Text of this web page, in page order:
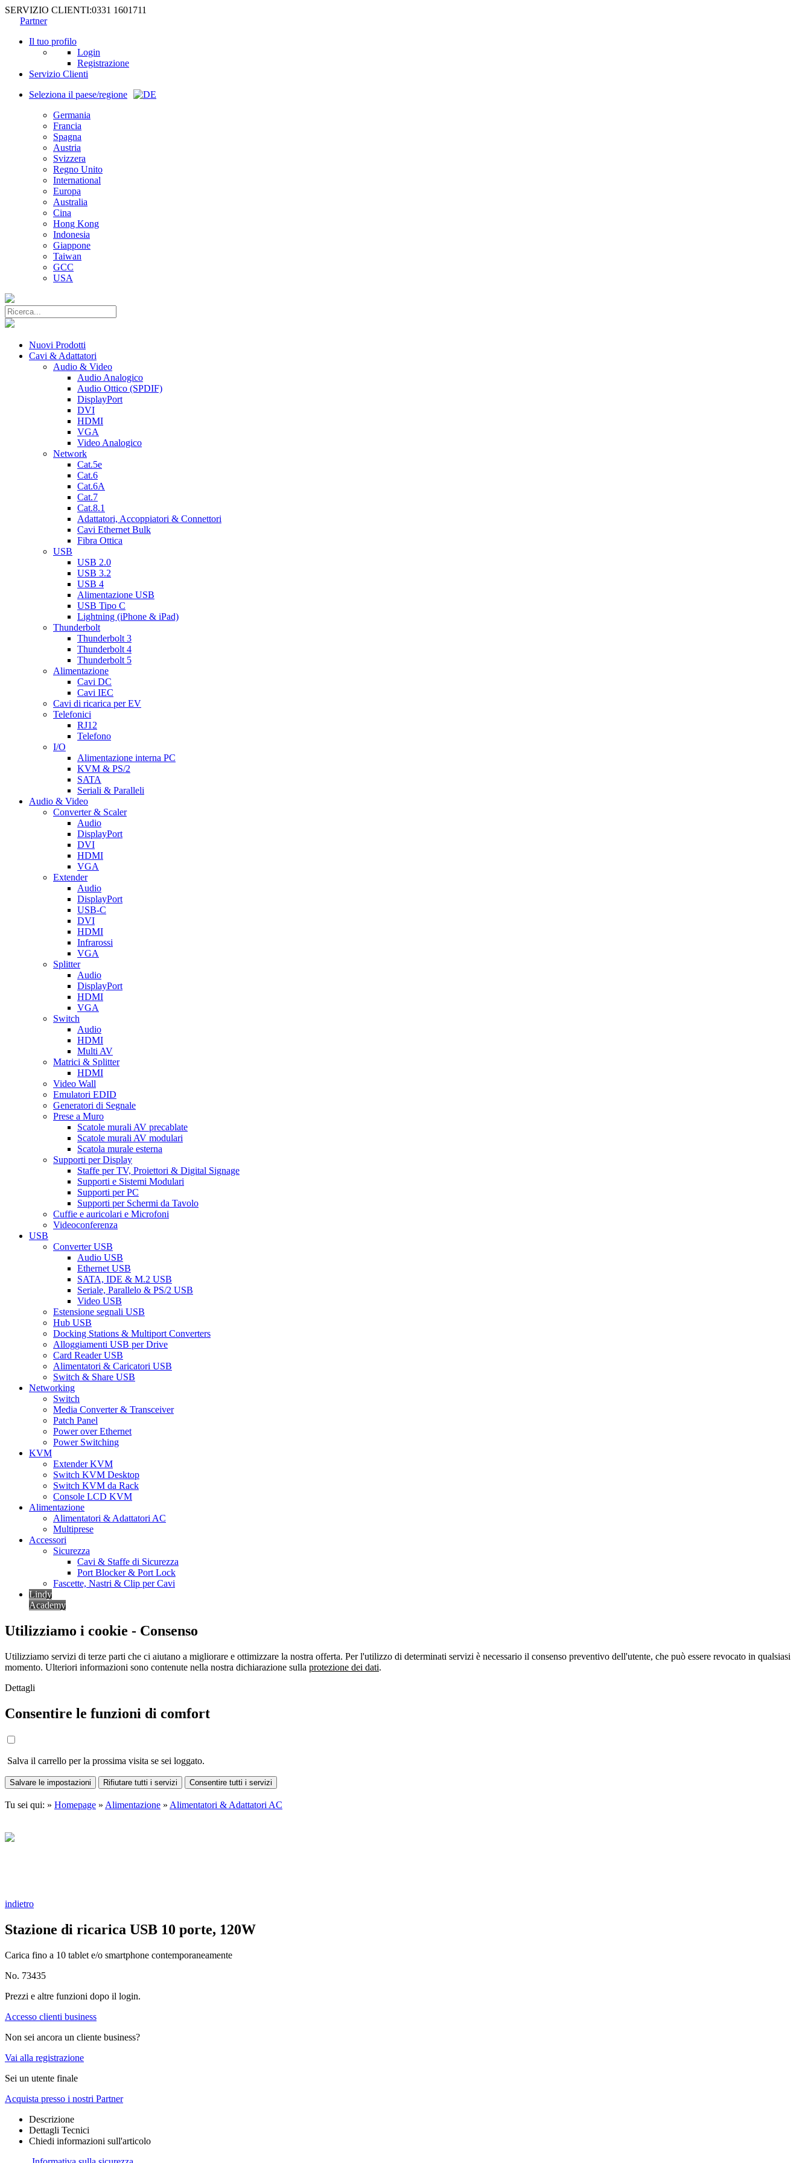
SERVIZIO CLIENTI:0331 1601711
Partner
Il tuo profilo
Login
Registrazione
Servizio Clienti
Seleziona il paese/regione
Germania
Francia
Spagna
Austria
Svizzera
Regno Unito
International
Europa
Australia
Cina
Hong Kong
Indonesia
Giappone
Taiwan
GCC
USA
Nuovi Prodotti
Cavi & Adattatori
Audio & Video
Audio Analogico
Audio Ottico (SPDIF)
DisplayPort
DVI
HDMI
VGA
Video Analogico
Network
Cat.5e
Cat.6
Cat.6A
Cat.7
Cat.8.1
Adattatori, Accoppiatori & Connettori
Cavi Ethernet Bulk
Fibra Ottica
USB
USB 2.0
USB 3.2
USB 4
Alimentazione USB
USB Tipo C
Lightning (iPhone & iPad)
Thunderbolt
Thunderbolt 3
Thunderbolt 4
Thunderbolt 5
Alimentazione
Cavi DC
Cavi IEC
Cavi di ricarica per EV
Telefonici
RJ12
Telefono
I/O
Alimentazione interna PC
KVM & PS/2
SATA
Seriali & Paralleli
Audio & Video
Converter & Scaler
Audio
DisplayPort
DVI
HDMI
VGA
Extender
Audio
DisplayPort
USB-C
DVI
HDMI
Infrarossi
VGA
Splitter
Audio
DisplayPort
HDMI
VGA
Switch
Audio
HDMI
Multi AV
Matrici & Splitter
HDMI
Video Wall
Emulatori EDID
Generatori di Segnale
Prese a Muro
Scatole murali AV precablate
Scatole murali AV modulari
Scatola murale esterna
Supporti per Display
Staffe per TV, Proiettori & Digital Signage
Supporti e Sistemi Modulari
Supporti per PC
Supporti per Schermi da Tavolo
Cuffie e auricolari e Microfoni
Videoconferenza
USB
Converter USB
Audio USB
Ethernet USB
SATA, IDE & M.2 USB
Seriale, Parallelo & PS/2 USB
Video USB
Estensione segnali USB
Hub USB
Docking Stations & Multiport Converters
Alloggiamenti USB per Drive
Card Reader USB
Alimentatori & Caricatori USB
Switch & Share USB
Networking
Switch
Media Converter & Transceiver
Patch Panel
Power over Ethernet
Power Switching
KVM
Extender KVM
Switch KVM Desktop
Switch KVM da Rack
Console LCD KVM
Alimentazione
Alimentatori & Adattatori AC
Multiprese
Accessori
Sicurezza
Cavi & Staffe di Sicurezza
Port Blocker & Port Lock
Fascette, Nastri & Clip per Cavi
Lindy
Academy
Utilizziamo i cookie - Consenso
Utilizziamo servizi di terze parti che ci aiutano a migliorare e ottimizzare la nostra offerta. Per l'utilizzo di determinati servizi è necessario il consenso preventivo dell'utente, che può essere revocato in qualsiasi
momento. Ulteriori informazioni sono contenute nella nostra dichiarazione sulla protezione dei dati.
Dettagli
Consentire le funzioni di comfort
Salva il carrello per la prossima visita se sei loggato.
Salvare le impostazioni Rifiutare tutti i servizi Consentire tutti i servizi
Tu sei qui: » Homepage » Alimentazione » Alimentatori & Adattatori AC
indietro
Stazione di ricarica USB 10 porte, 120W
Carica fino a 10 tablet e/o smartphone contemporaneamente
No. 73435
Prezzi e altre funzioni dopo il login.
Accesso clienti business
Non sei ancora un cliente business?
Vai alla registrazione
Sei un utente finale
Acquista presso i nostri Partner
Descrizione
Dettagli Tecnici
Chiedi informazioni sull'articolo